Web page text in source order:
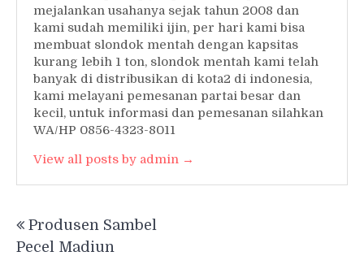
mejalankan usahanya sejak tahun 2008 dan
kami sudah memiliki ijin, per hari kami bisa
membuat slondok mentah dengan kapsitas
kurang lebih 1 ton, slondok mentah kami telah
banyak di distribusikan di kota2 di indonesia,
kami melayani pemesanan partai besar dan
kecil, untuk informasi dan pemesanan silahkan
WA/HP 0856-4323-8011
View all posts by admin →
navigation
Produsen Sambel
Pecel Madiun